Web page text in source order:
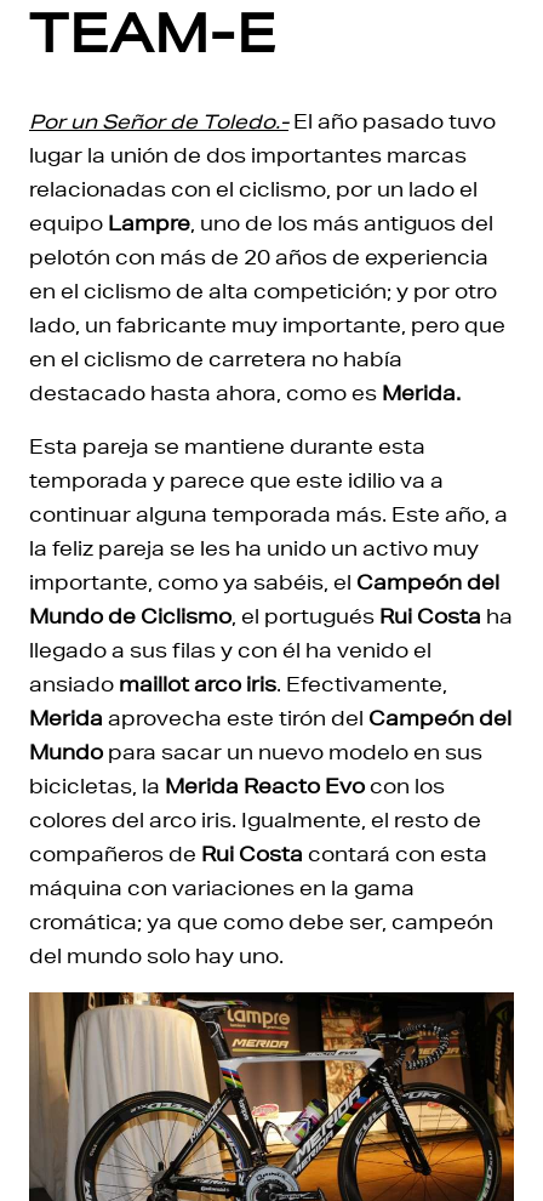
TEAM-E
Por un Señor de Toledo.-El año pasado tuvo
lugar la unión de dos importantes marcas
relacionadas con el ciclismo, por un lado el
equipo Lampre , uno de los más antiguos del
pelotón con más de 20 años de experiencia
en el ciclismo de alta competición; y por otro
lado, un fabricante muy importante, pero que
en el ciclismo de carretera no había
destacado hasta ahora, como es Merida.
Esta pareja se mantiene durante esta
temporada y parece que este idilio va a
continuar alguna temporada más. Este año, a
la feliz pareja se les ha unido un activo muy
importante, como ya sabéis, el Campeón del
Mundo de Ciclismo , el portugués Rui Costa ha
llegado a sus filas y con él ha venido el
ansiado maillot arco iris. Efectivamente,
Merida aprovecha este tirón del Campeón del
Mundo para sacar un nuevo modelo en sus
bicicletas, la Merida Reacto Evocon los
colores del arco iris. Igualmente, el resto de
compañeros de Rui Costa contará con esta
máquina con variaciones en la gama
cromática; ya que como debe ser, campeón
del mundo solo hay uno.